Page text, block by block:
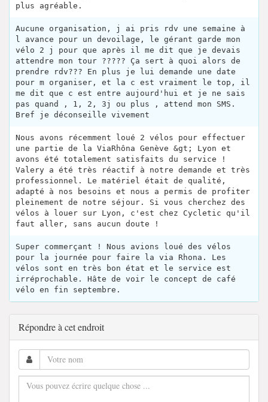
plus agréable.
Aucune organisation, j ai pris rdv une semaine à
l avance pour un devoilage, le gérant garde mon
vélo 2 j pour que après il me dit que je devais
attendre mon tour ????? Ça sert à quoi alors de
prendre rdv??? En plus je lui demande une date
pour m organiser, et la c est vraiment le top, il
me dit que c est entre aujourd'hui et je ne sais
pas quand , 1, 2, 3j ou plus , attend mon SMS.
Bref je déconseille vivement
Nous avons récemment loué 2 vélos pour effectuer
une partie de la ViaRhôna Genève &gt; Lyon et
avons été totalement satisfaits du service !
Valery a été très réactif à notre demande et très
professionnel. Le matériel était de qualité,
adapté à nos besoins et nous a permis de profiter
pleinement de notre séjour. Si vous cherchez des
vélos à louer sur Lyon, c'est chez Cycletic qu'il
faut aller, sans aucun doute !
Super commerçant ! Nous avions loué des vélos
pour la journée pour faire la via Rhona. Les
vélos sont en très bon état et le service est
irréprochable. Hâte de voir le concept de café
vélo en fin septembre.
Répondre à cet endroit